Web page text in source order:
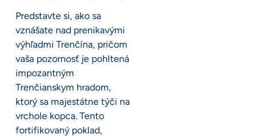
Predstavte si, ako sa
vznášate nad prenikavými
výhľadmi Trenčína, pričom
vaša pozornosť je pohltená
impozantným
Trenčianskym hradom,
ktorý sa majestátne týči na
vrchole kopca. Tento
fortifikovaný poklad,